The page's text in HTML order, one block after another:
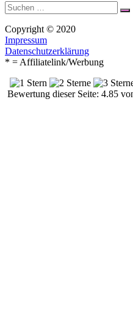
Suche
nach:
Copyright © 2020
Impressum
Datenschutzerklärung
* = Affiliatelink/Werbung
Bewertung dieser Seite: 4.85